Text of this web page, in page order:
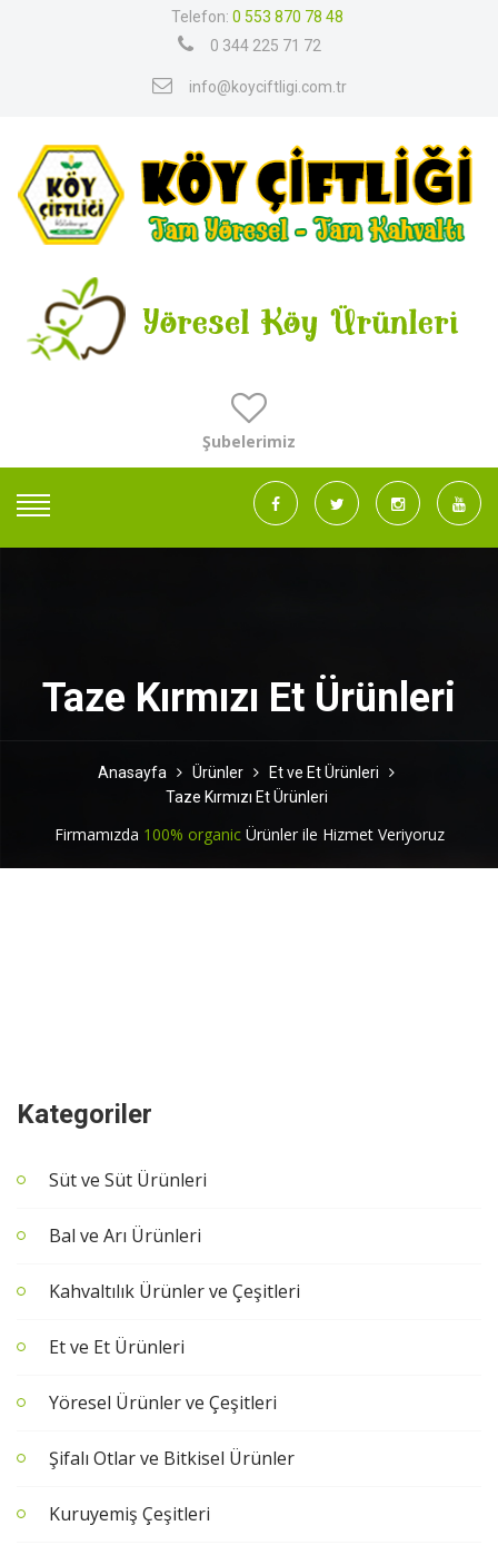
Telefon: 0 553 870 78 48
0 344 225 71 72
info@koyciftligi.com.tr
Şubelerimiz
Taze Kırmızı Et Ürünleri
Anasayfa Ürünler
Et ve Et Ürünleri
Taze Kırmızı Et Ürünleri
Firmamızda 100% organicÜrünler ile Hizmet Veriyoruz
Kategoriler
Süt ve Süt Ürünleri
Bal ve Arı Ürünleri
Kahvaltılık Ürünler ve Çeşitleri
Et ve Et Ürünleri
Yöresel Ürünler ve Çeşitleri
Şifalı Otlar ve Bitkisel Ürünler
Kuruyemiş Çeşitleri